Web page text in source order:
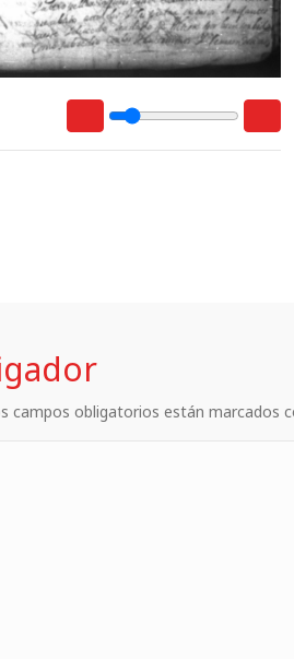
campos obligatorios están marcados